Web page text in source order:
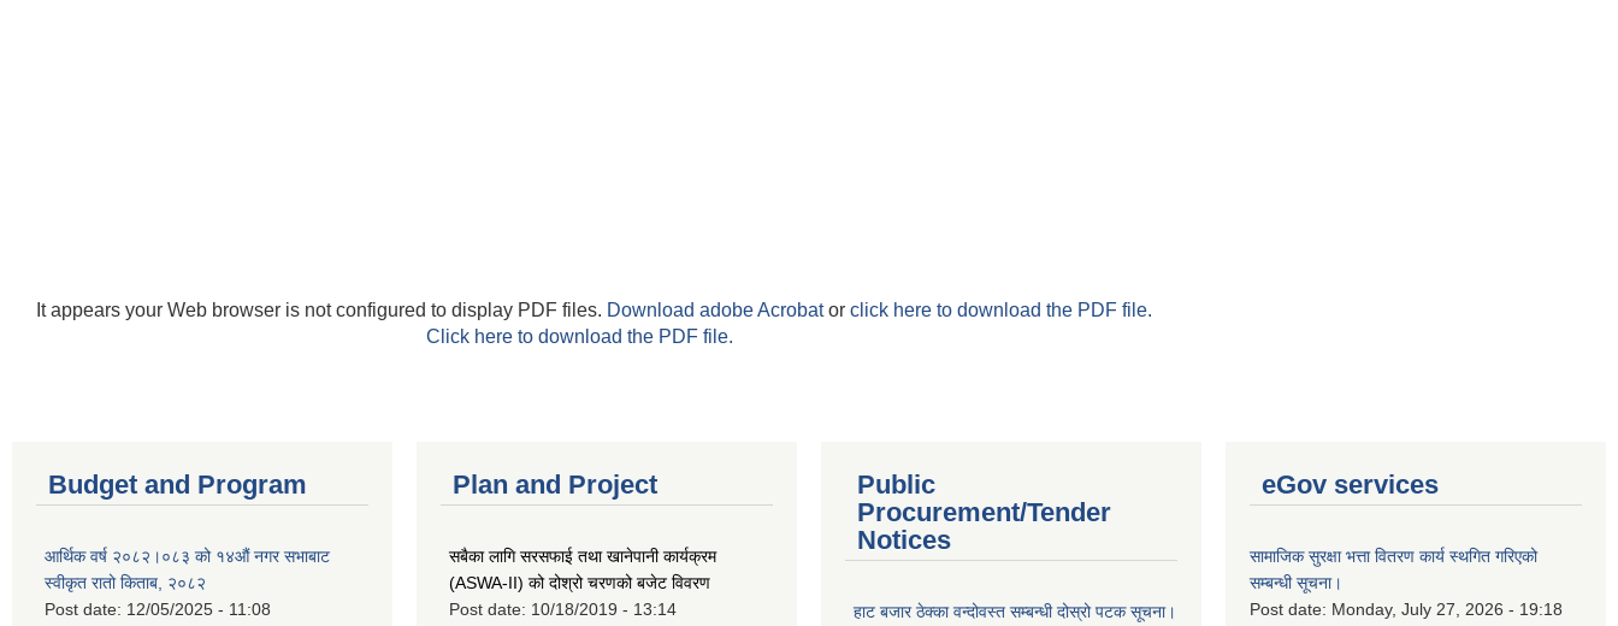
It appears your Web browser is not configured to display PDF files. Download adobe Acrobator click here to download the PDF file.
Click here to download the PDF file.
Budget and Program
आर्थिक वर्ष २०८२।०८३ को १४औं नगर सभाबाट
स्वीकृत रातो किताब, २०८२
Post date: 12/05/2025 - 11:08
Plan and Project
सबैका लागि सरसफाई तथा खानेपानी कार्यक्रम
(ASWA-II) को दोश्रो चरणको बजेट विवरण
Post date: 10/18/2019 - 13:14
Public
Procurement/Tender
Notices
हाट बजार ठेक्का वन्दोवस्त सम्बन्धी दोस्रो पटक सूचना।
eGov services
सामाजिक सुरक्षा भत्ता वितरण कार्य स्थगित गरिएको
सम्बन्धी सूचना।
Post date: Monday, July 27, 2026 - 19:18